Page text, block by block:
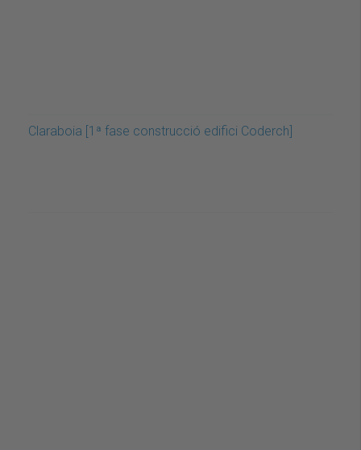
Claraboia [1ª fase construcció edifici Coderch]